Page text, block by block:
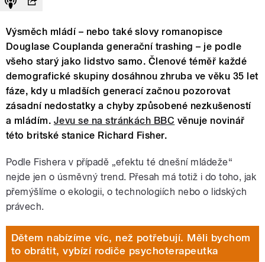
Výsměch mládí – nebo také slovy romanopisce
Douglase Couplanda generační trashing – je podle
všeho starý jako lidstvo samo. Členové téměř každé
demografické skupiny dosáhnou zhruba ve věku 35 let
fáze, kdy u mladších generací začnou pozorovat
zásadní nedostatky a chyby způsobené nezkušeností
a mládím. Jevu se na stránkách BBC věnuje novinář
této britské stanice Richard Fisher.
Podle Fishera v případě „efektu té dnešní mládeže“
nejde jen o úsměvný trend. Přesah má totiž i do toho, jak
přemýšlíme o ekologii, o technologiích nebo o lidských
právech.
Dětem nabízíme víc, než potřebují. Měli bychom
to obrátit, vybízí rodiče psychoterapeutka